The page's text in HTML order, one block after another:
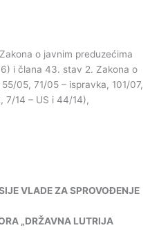
o javnim preduzećima
i člana 43. stav 2. Zakona o
55/05, 71/05 – ispravka, 101/07,
7/14 – US i 44/14),
VLADEZASPROVOĐENJE
„DRŽAVNA LUTRIJA